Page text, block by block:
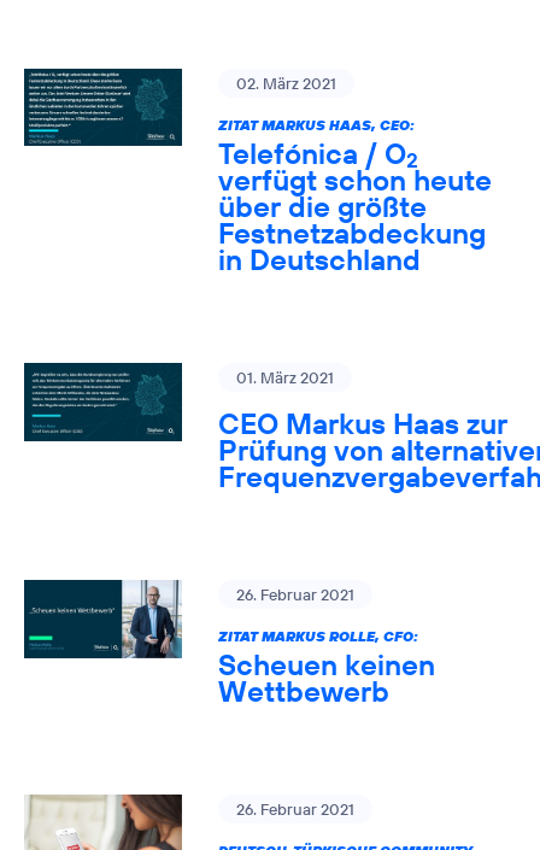
02. März 2021
ZITAT MARKUS HAAS, CEO:
Telefónica / O2
verfügt schon heute
über die größte
Festnetzabdeckung
in Deutschland
01. März 2021
CEO Markus Haas zur
Prüfung von
26. Februar 2021
ZITAT MARKUS ROLLE, CFO:
Scheuen keinen
Wettbewerb
26. Februar 2021